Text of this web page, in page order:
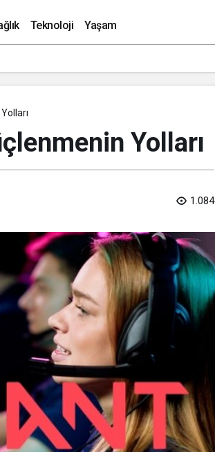
Teknoloji Yaşam
Buluştu! ‘Kozalak Devri’ 7 Ağustos’ta Vizyonda
Yolları
1.084